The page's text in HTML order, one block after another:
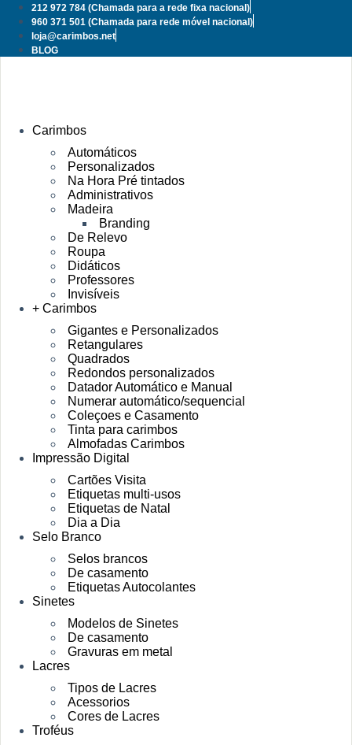
Pular
para
conteúdo
212 972 784 (Chamada para a rede fixa nacional)
960 371 501 (Chamada para rede móvel nacional)
loja@carimbos.net
BLOG
Carimbos
Automáticos
Personalizados
Na Hora Pré tintados
Administrativos
Madeira
Branding
De Relevo
Roupa
Didáticos
Professores
Invisíveis
+ Carimbos
Gigantes e Personalizados
Retangulares
Quadrados
Redondos personalizados
Datador Automático e Manual
Numerar automático/sequencial
Coleçoes e Casamento
Tinta para carimbos
Almofadas Carimbos
Impressão Digital
Cartões Visita
Etiquetas multi-usos
Etiquetas de Natal
Dia a Dia
Selo Branco
Selos brancos
De casamento
Etiquetas Autocolantes
Sinetes
Modelos de Sinetes
De casamento
Gravuras em metal
Lacres
Tipos de Lacres
Acessorios
Cores de Lacres
Troféus